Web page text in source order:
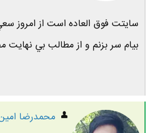
سايتت فوق العاده است از امروز
بيام سر بزنم و از مطالب بي نهايت
محمدرضا